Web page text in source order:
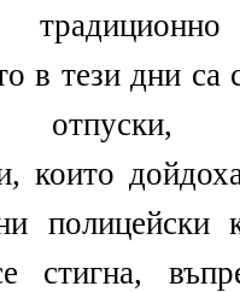
в тези дни са
които
стигна,